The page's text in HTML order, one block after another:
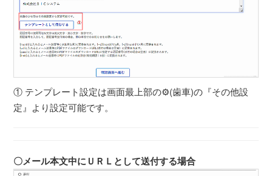
① テンプレート設定は画面最上部の⚙(歯車)の『その他設
定』より設定可能です。
〇メール本文中にＵＲＬとして送付する場合